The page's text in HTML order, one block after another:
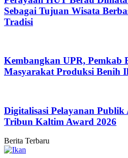
Sebagai Tujuan Wisata
Tradisi
Kembangkan UPR, Pemkab
Masyarakat Produksi Benih
Digitalisasi Pelayanan
Tribun Kaltim Award 2026
Berita Terbaru